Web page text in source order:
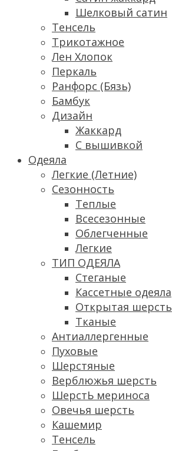
Шелковый сатин
Тенсель
Трикотажное
Лен Хлопок
Перкаль
Ранфорс (Бязь)
Бамбук
Дизайн
Жаккард
С вышивкой
Одеяла
Легкие (Летние)
Сезонность
Теплые
Всесезонные
Облегченные
Легкие
ТИП ОДЕЯЛА
Стеганые
Кассетные одеяла
Открытая шерсть
Тканые
Антиаллергенные
Пуховые
Шерстяные
Верблюжья шерсть
ШерстЬ мериноса
Овечья шерсть
Кашемир
Тенсель